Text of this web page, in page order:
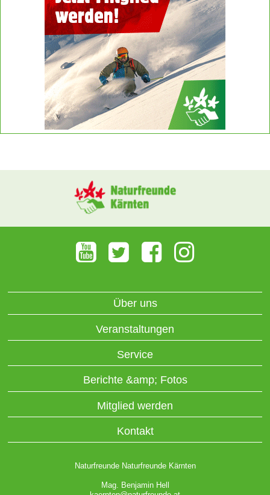
Über uns
Veranstaltungen
Service
Berichte &amp; Fotos
Mitglied werden
Kontakt
Naturfreunde Naturfreunde Kärnten
Mag. Benjamin Hell